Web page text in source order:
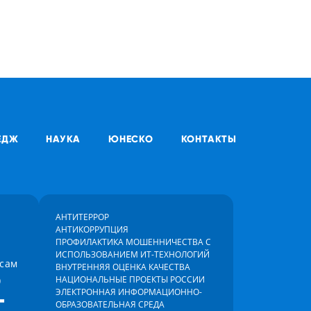
НАУКА ЮНЕСКО КОНТАКТЫ
АНТИТЕРРОР
АНТИКОРРУПЦИЯ
ПРОФИЛАКТИКА МОШЕННИЧЕСТВА С
ИСПОЛЬЗОВАНИЕМ ИТ-ТЕХНОЛОГИЙ
ВНУТРЕННЯЯ ОЦЕНКА КАЧЕСТВА
НАЦИОНАЛЬНЫЕ ПРОЕКТЫ РОССИИ
ЭЛЕКТРОННАЯ ИНФОРМАЦИОННО-
ОБРАЗОВАТЕЛЬНАЯ СРЕДА